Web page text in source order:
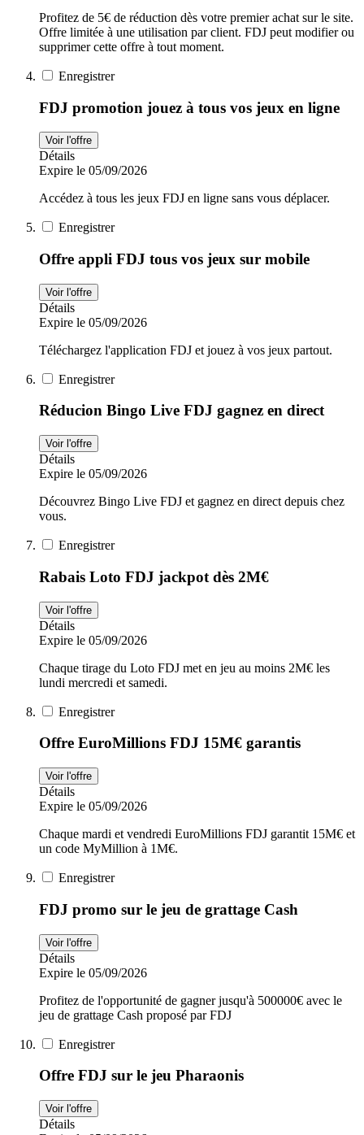
Profitez de 5€ de réduction dès votre premier achat sur le site.
Offre limitée à une utilisation par client. FDJ peut modifier ou
supprimer cette offre à tout moment.
Enregistrer
FDJ promotion jouez à tous vos jeux en ligne
Voir l'offre
Détails
Expire le 05/09/2026
Accédez à tous les jeux FDJ en ligne sans vous déplacer.
Enregistrer
Offre appli FDJ tous vos jeux sur mobile
Voir l'offre
Détails
Expire le 05/09/2026
Téléchargez l'application FDJ et jouez à vos jeux partout.
Enregistrer
Réducion Bingo Live FDJ gagnez en direct
Voir l'offre
Détails
Expire le 05/09/2026
Découvrez Bingo Live FDJ et gagnez en direct depuis chez
vous.
Enregistrer
Rabais Loto FDJ jackpot dès 2M€
Voir l'offre
Détails
Expire le 05/09/2026
Chaque tirage du Loto FDJ met en jeu au moins 2M€ les
lundi mercredi et samedi.
Enregistrer
Offre EuroMillions FDJ 15M€ garantis
Voir l'offre
Détails
Expire le 05/09/2026
Chaque mardi et vendredi EuroMillions FDJ garantit 15M€ et
un code MyMillion à 1M€.
Enregistrer
FDJ promo sur le jeu de grattage Cash
Voir l'offre
Détails
Expire le 05/09/2026
Profitez de l'opportunité de gagner jusqu'à 500000€ avec le
jeu de grattage Cash proposé par FDJ
Enregistrer
Offre FDJ sur le jeu Pharaonis
Voir l'offre
Détails